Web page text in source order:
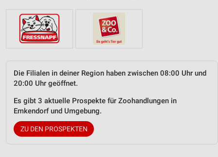
Die Filialen in deiner Region haben zwischen 08:00 Uhr und
20:00 Uhr geöffnet.
Es gibt 3 aktuelle Prospekte für Zoohandlungen in
Emkendorf und Umgebung.
ZU DEN PROSPEKTEN